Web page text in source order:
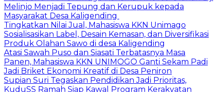
Melinjo Menjadi Tepung dan Kerupuk kepada
Masyarakat Desa Kaligending
Tingkatkan Nilai Jual, Mahasiswa KKN Unimago
Sosialisasikan Label, Desain Kemasan, dan Diversifikasi
Produk Olahan Sawo di desa Kaligending
Atasi Sawah Puso dan Siasati Terbatasnya Masa
Panen, Mahasiswa KKN UNIMOGO Ganti Sekam Padi
Jadi Briket Ekonomi Kreatif di Desa Peniron
Supian Suri Tegaskan Pendidikan Jadi Prioritas,
KuduSS Ramah Siap Kawal Program Kerakyatan